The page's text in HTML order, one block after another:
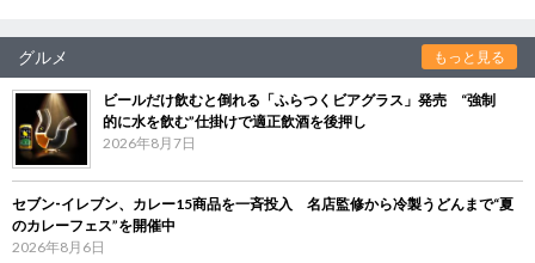
グルメ もっと見る
ビールだけ飲むと倒れる「ふらつくビアグラス」発売 “強制
的に水を飲む”仕掛けで適正飲酒を後押し
2026年8月7日
セブン‐イレブン、カレー15商品を一斉投入 名店監修から冷製うどんまで“夏
のカレーフェス”を開催中
2026年8月6日